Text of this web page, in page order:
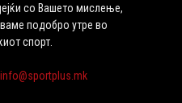
со Вашето мислење,
подобро утре во
спорт.
info@sportplus.mk